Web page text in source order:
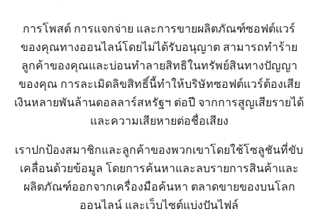
การโพสต์ การแจกจ่าย และการขายผลิตภัณฑ์ซอฟต์แวร์
ของคุณทางออนไลน์โดยไม่ได้รับอนุญาต สามารถทำร้าย
ลูกค้าของคุณและบ่อนทำลายสิทธิในทรัพย์สินทางปัญญา
ของคุณ การละเมิดลิขสิทธิ์นี้ทำให้บริษัทซอฟต์แวร์ต้องเสีย
เงินหลายพันล้านดอลลาร์สหรัฐฯ ต่อปี จากการสูญเสียรายได้
และความเสียหายต่อชื่อเสียง
เราปกป้องสมาชิกและลูกค้าของพวกเขาโดยใช้โซลูชันที่ขับ
เคลื่อนด้วยข้อมูล โดยการค้นหาและลบรายการสินค้าและ
ผลิตภัณฑ์ออกจากเครื่องมือค้นหา ตลาดขายของบนโลก
ออนไลน์ และเว็บไซต์แบ่งปันไฟล์